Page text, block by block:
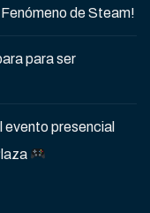
de Steam!
para ser
presencial